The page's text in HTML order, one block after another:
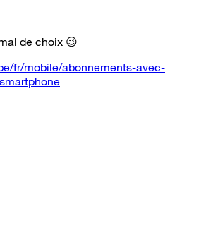
de choix 😉
fr/mobile/abonnements-avec-